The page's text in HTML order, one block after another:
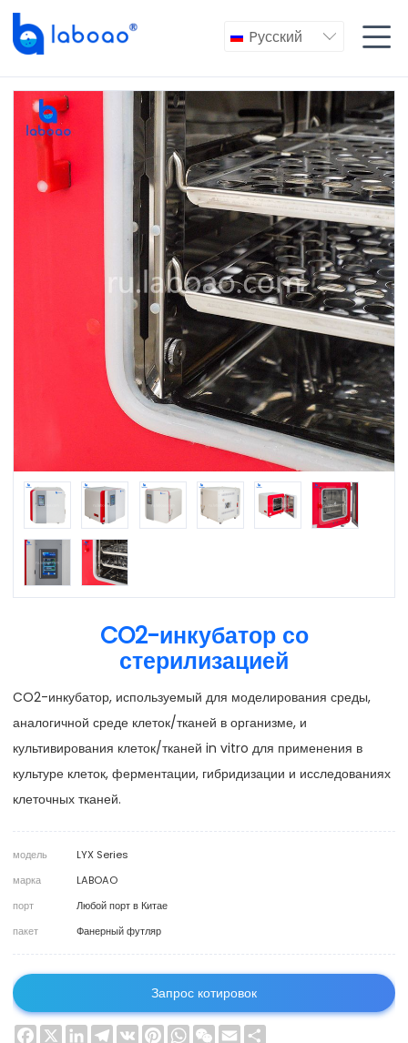
Pусский  
CO2-инкубатор со
стерилизацией
CO2-инкубатор, используемый для моделирования среды,
аналогичной среде клеток/тканей в организме, и
культивирования клеток/тканей in vitro для применения в
культуре клеток, ферментации, гибридизации и исследованиях
клеточных тканей.
модель
LYX Series
марка
LABOAO
порт
Любой порт в Китае
пакет
Фанерный футляр
Запрос котировок
Facebook
X LinkedInTelegram
VK PinterestWhatsApp
WeChat
Email